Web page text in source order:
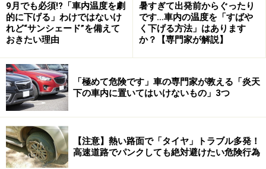
インテリアも充実のミラ イース
9月でも必須!?「車内温度を劇
的に下げる」わけではないけ
れど“サンシェード”を備えて
おきたい理由
暑すぎて出発前からぐったり
です…車内の温度を「すばや
く下げる方法」はあります
か？【専門家が解説】
「極めて危険です」車の専門家が教える「炎天
下の車内に置いてはいけないもの」3つ
【注意】熱い路面で「タイヤ」トラブル多発！
高速道路でパンクしても絶対避けたい危険行為